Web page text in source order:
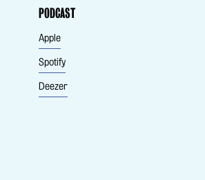
PODCAST
Apple
Spotify
Deezer